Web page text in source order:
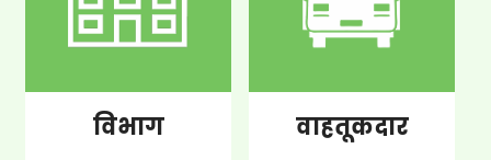
विभाग वाहतूकदार